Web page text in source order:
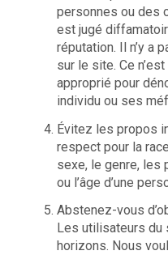
personnes ou des
est jugé
réputation. Il n’y a
sur le site. Ce
approprié pour
individu ou ses
Évitez les propos
respect pour la
sexe, le genre, les
ou l’âge d’une
Abstenez-vous
Les utilisateurs
horizons. Nous